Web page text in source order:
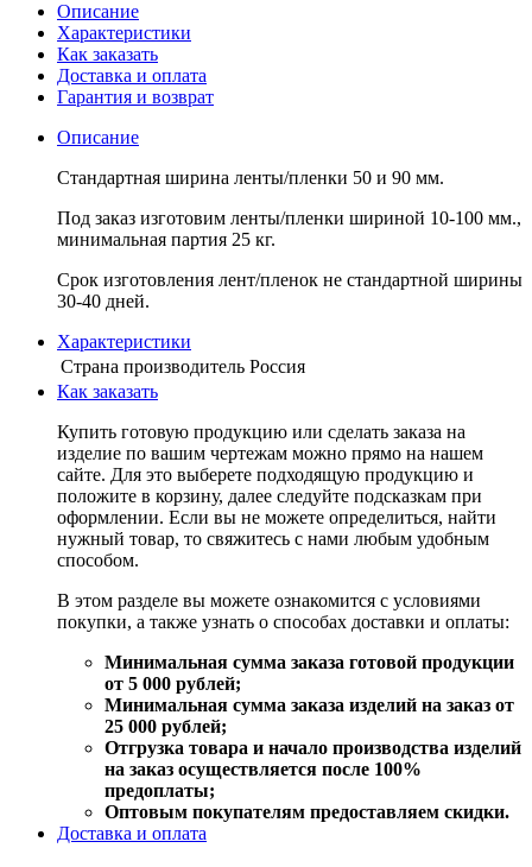
Описание
Характеристики
Как заказать
Доставка и оплата
Гарантия и возврат
Описание
Стандартная ширина ленты/пленки 50 и 90 мм.
Под заказ изготовим ленты/пленки шириной 10-100 мм.,
минимальная партия 25 кг.
Срок изготовления лент/пленок не стандартной ширины
30-40 дней.
Характеристики
Страна производитель Россия
Как заказать
Купить готовую продукцию или сделать заказа на
изделие по вашим чертежам можно прямо на нашем
сайте. Для это выберете подходящую продукцию и
положите в корзину, далее следуйте подсказкам при
оформлении. Если вы не можете определиться, найти
нужный товар, то свяжитесь с нами любым удобным
способом.
В этом разделе вы можете ознакомится с условиями
покупки, а также узнать о способах доставки и оплаты:
Минимальная сумма заказа готовой продукции
от 5 000 рублей;
Минимальная сумма заказа изделий на заказ от
25 000 рублей;
Отгрузка товара и начало производства изделий
на заказ осуществляется после 100%
предоплаты;
Оптовым покупателям предоставляем скидки.
Доставка и оплата